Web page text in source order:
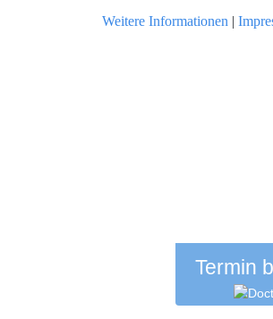
Termin
Weitere Informationen |